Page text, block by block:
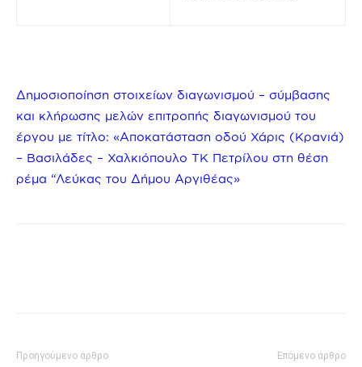
Δημοσιοποίηση στοιχείων διαγωνισμού – σύμβασης
και κλήρωσης μελών επιτροπής διαγωνισμού του
έργου με τίτλο: «Αποκατάσταση οδού Χάρις (Κρανιά)
– Βασιλάδες – Χαλκιόπουλο ΤΚ Πετρίλου στη θέση
ρέμα “Λεύκας του Δήμου Αργιθέας»
Προηγούμενο άρθρο Επόμενο άρθρο